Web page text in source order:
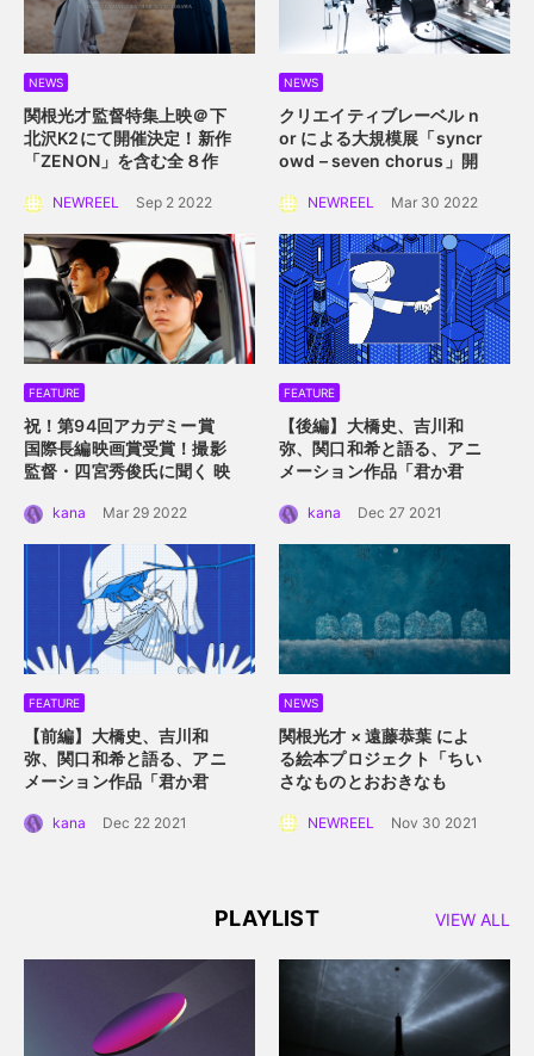
NEWS
関根光才監督特集上映＠下
北沢K2にて開催決定！ 新作
「ZENON」を含む全８作
NEWREEL Sep 2 2022
NEWS
クリエイティブレーベル n
or による大規模展 「syncr
owd – seven chorus」開
（土）〜 4月10日（日）横
NEWREEL Mar 30 2022
FEATURE
祝！第94回アカデミー賞
国際長編映画賞受賞！撮影
監督・四宮秀俊氏に聞く 映
ー」におけるロケーション
kana Mar 29 2022
FEATURE
【後編】大橋史、吉川和
弥、関口和希と語る、アニ
メーション作品「君か君
描くアニメーション的心理
kana Dec 27 2021
FEATURE
【前編】大橋史、吉川和
弥、関口和希と語る、アニ
メーション作品「君か君
ーデザインと感情移入させ
kana Dec 22 2021
NEWS
関根光才 × 遠藤恭葉 によ
る絵本プロジェクト「ちい
さなものとおおきなも
本にするプロジェクト始動
NEWREEL Nov 30 2021
PLAYLIST VIEW ALL